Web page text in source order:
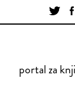
portal za